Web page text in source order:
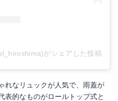
がシェアした投稿
れなリュックが人気で、雨蓋が
表的なものがロールトップ式と